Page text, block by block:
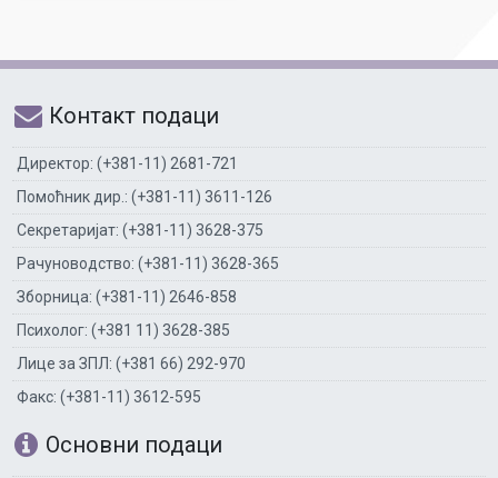
Контакт подаци
Директор: (+381-11) 2681-721
Помоћник дир.: (+381-11) 3611-126
Секретаријат: (+381-11) 3628-375
Рачуноводство: (+381-11) 3628-365
Зборница: (+381-11) 2646-858
Психолог: (+381 11) 3628-385
Лице за ЗПЛ: (+381 66) 292-970
Факс: (+381-11) 3612-595
Основни подаци